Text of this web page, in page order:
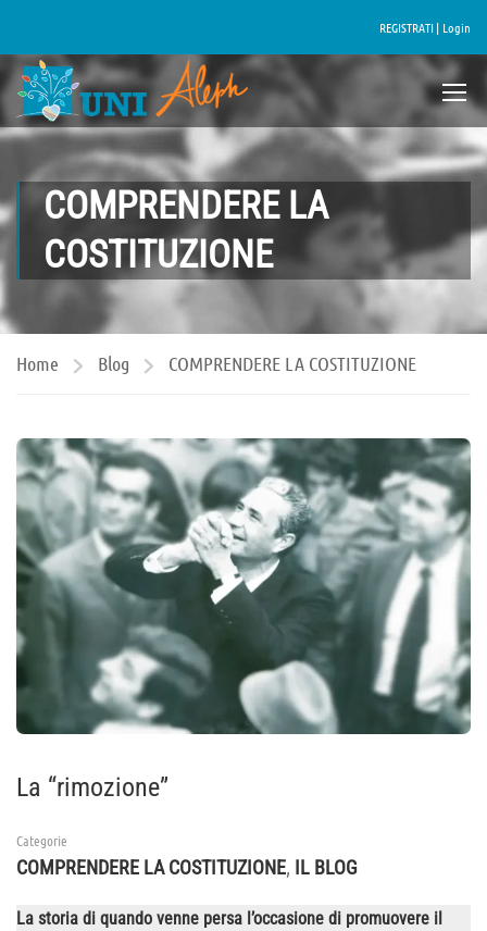
REGISTRATI | Login
COMPRENDERE LA
COSTITUZIONE
Home Blog COMPRENDERE LA COSTITUZIONE
La “rimozione”
Categorie
COMPRENDERE LA COSTITUZIONE, IL BLOG
La storia di quando venne persa l’occasione di promuovere il